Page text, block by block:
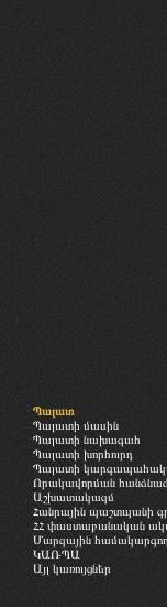
Պալատ
Պալատի մասին
Պալատի նախագահ
Պալատի խորհուրդ
Պալատի
Որակավորման
Աշխատակազմ
Հանրային պաշտպանի
ՀՀ փաստաբանական
Մարզային
ԿԱՌՊԱ
Այլ կառույցներ